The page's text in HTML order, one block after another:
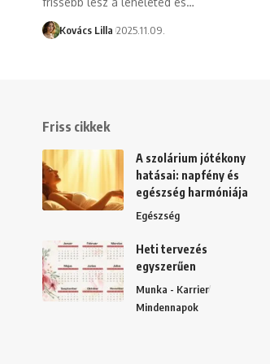
Kovács Lilla 2025.11.09.
Friss cikkek
A szolárium jótékony
hatásai: napfény és
egészség harmóniája
Egészség
Heti tervezés
egyszerűen
Munka - Karrier
Mindennapok